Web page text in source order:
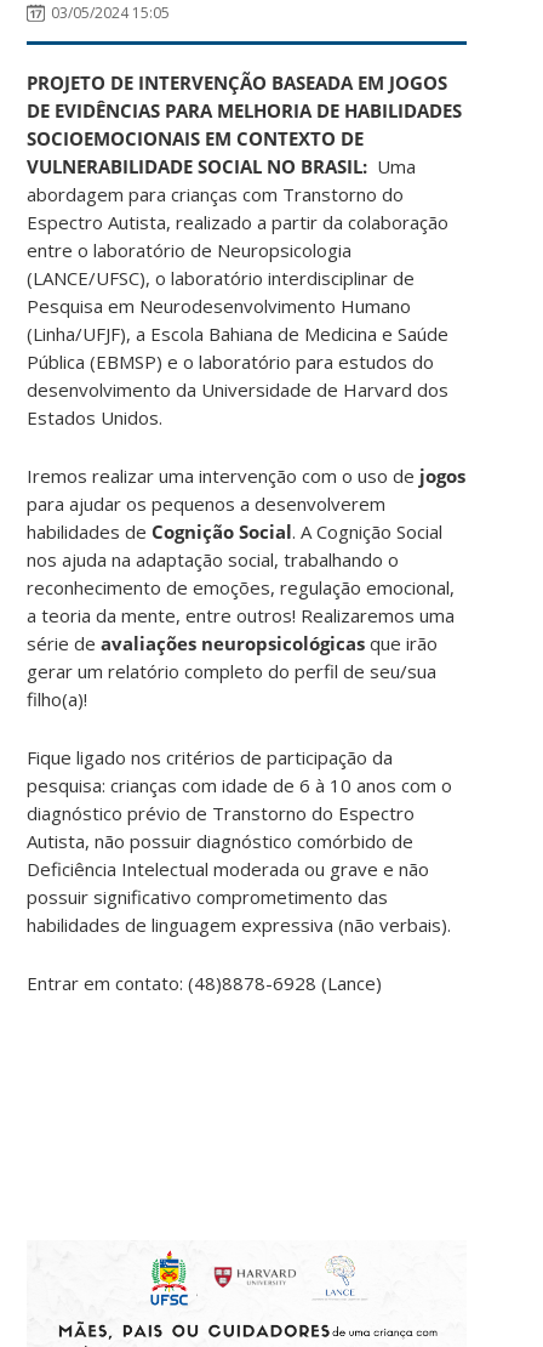
03/05/2024 15:05
PROJETO DE INTERVENÇÃO BASEADA EM JOGOS
DE EVIDÊNCIAS PARA MELHORIA DE HABILIDADES
SOCIOEMOCIONAIS EM CONTEXTO DE
VULNERABILIDADE SOCIAL NO BRASIL: Uma
abordagem para crianças com Transtorno do
Espectro Autista, realizado a partir da colaboração
entre o laboratório de Neuropsicologia
(LANCE/UFSC), o laboratório interdisciplinar de
Pesquisa em Neurodesenvolvimento Humano
(Linha/UFJF), a Escola Bahiana de Medicina e Saúde
Pública (EBMSP) e o laboratório para estudos do
desenvolvimento da Universidade de Harvard dos
Estados Unidos.
Iremos realizar uma intervenção com o uso de jogos
para ajudar os pequenos a desenvolverem
habilidades de Cognição Social. A Cognição Social
nos ajuda na adaptação social, trabalhando o
reconhecimento de emoções, regulação emocional,
a teoria da mente, entre outros! Realizaremos uma
série deavaliações neuropsicológicasque irão
gerar um relatório completo do perfil de seu/sua
filho(a)!
Fique ligado nos critérios de participação da
pesquisa: crianças com idade de 6 à 10 anos com o
diagnóstico prévio de Transtorno do Espectro
Autista, não possuir diagnóstico comórbido de
Deficiência Intelectual moderada ou grave e não
possuir significativo comprometimento das
habilidades de linguagem expressiva (não verbais).
Entrar em contato: (48)8878-6928 (Lance)